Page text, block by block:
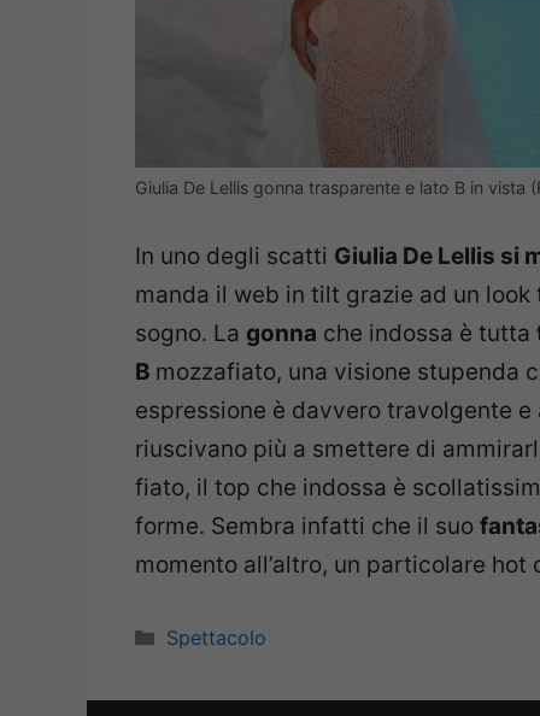
Giulia De Lellis gonna trasparente e lato B in
In uno degli scatti Giulia De Lellis si
manda il web in tilt grazie ad un
sogno. La gonna che indossa è tutta
B mozzafiato, una visione stupenda
espressione è davvero travolgente
riuscivano più a smettere di
fiato, il top che indossa è
forme. Sembra infatti che il suo
momento all’altro, un particolare
Categorie
Spettacolo